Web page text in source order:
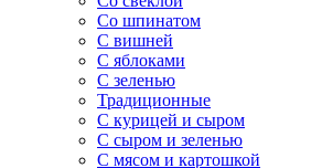
Со шпинатом
С вишней
С яблоками
С зеленью
Традиционные
С курицей и сыром
С сыром и зеленью
С мясом и картошкой